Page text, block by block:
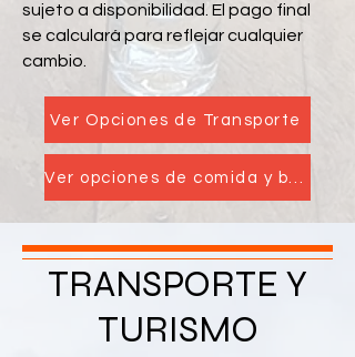
sujeto a disponibilidad. El pago final
se calculará para reflejar cualquier
cambio.
Ver Opciones de Transporte
TRANSPORTE Y
TURISMO